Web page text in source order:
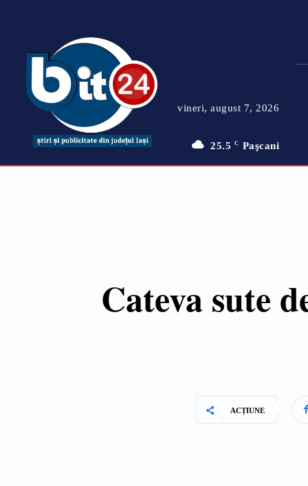
vineri, august 7, 2026
25.5 C Paşcani
Cateva sute
ACȚIUNE